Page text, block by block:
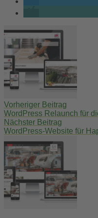
Post
navigation
Vorheriger Beitrag
WordPress Relaunch für
Nächster Beitrag
WordPress-Website für